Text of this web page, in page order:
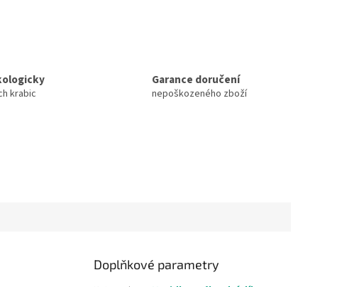
krabic
Garance doručení
nepoškozeného zboží
Doplňkové parametry